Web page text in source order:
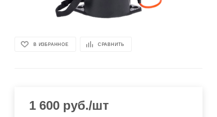
В ИЗБРАННОЕ СРАВНИТЬ
1 600 руб./шт